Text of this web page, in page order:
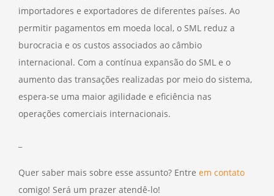
importadores e exportadores de diferentes países. Ao
permitir pagamentos em moeda local, o SML reduz a
burocracia e os custos associados ao câmbio
internacional. Com a contínua expansão do SML e o
aumento das transações realizadas por meio do sistema,
espera-se uma maior agilidade e eficiência nas
operações comerciais internacionais.
Quer saber mais sobre esse assunto? Entre em contato
comigo! Será um prazer atendê-lo!